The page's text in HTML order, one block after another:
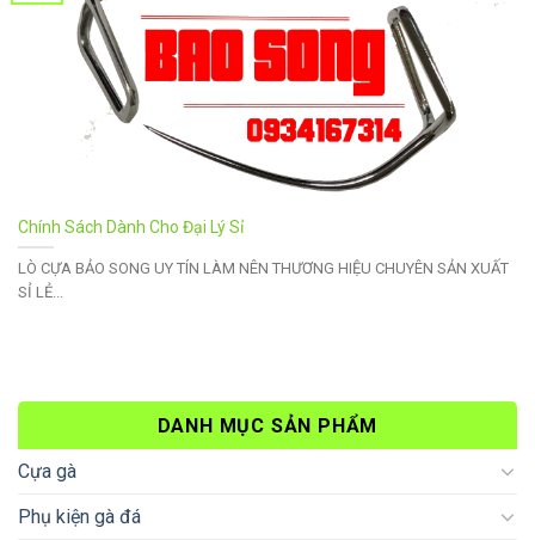
DANH MỤC SẢN PHẨM
Cựa gà
Phụ kiện gà đá
Chính Sách Dành Cho Đại Lý Sỉ
LÒ CỰA BẢO SONG UY TÍN LÀM NÊN THƯƠNG HIỆU CHUYÊN SẢN XUẤT
SỈ LẺ...